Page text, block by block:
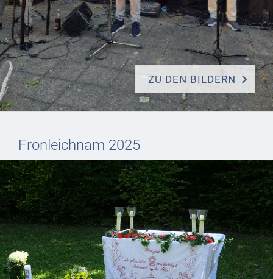
ZU DEN BILDERN
Fronleichnam 2025